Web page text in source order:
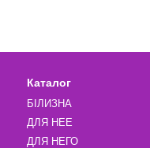
Каталог
БІЛИЗНА
ДЛЯ НЕЕ
ДЛЯ НЕГО